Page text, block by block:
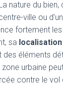
nature du bien,
ville ou
fortement
sa localisation
des éléments
urbaine
contre le vol